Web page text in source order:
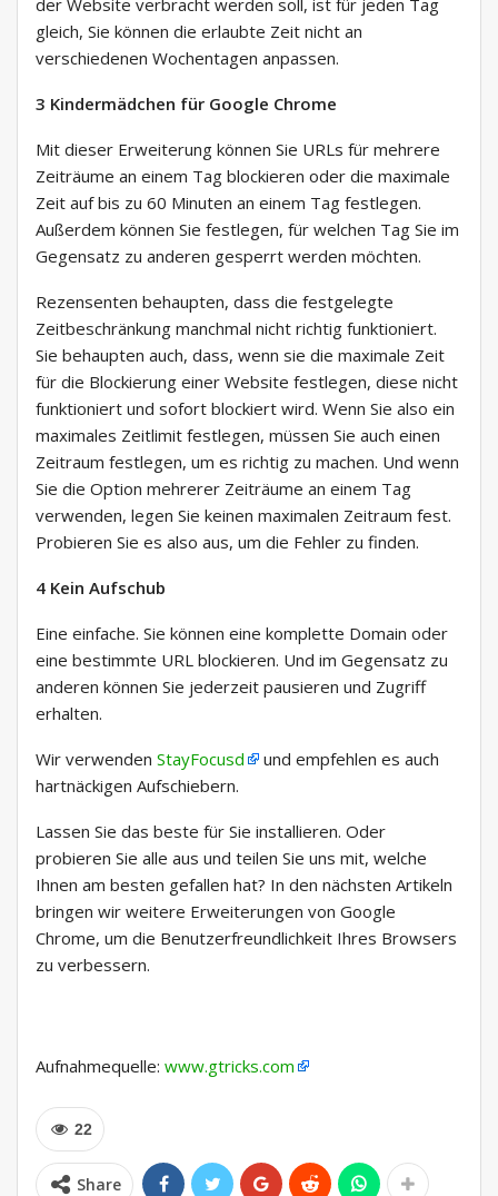
gleich, Sie können die erlaubte Zeit nicht an
verschiedenen Wochentagen anpassen.
3 Kindermädchen für Google Chrome
Mit dieser Erweiterung können Sie URLs für mehrere
Zeiträume an einem Tag blockieren oder die maximale
Zeit auf bis zu 60 Minuten an einem Tag festlegen.
Außerdem können Sie festlegen, für welchen Tag Sie im
Gegensatz zu anderen gesperrt werden möchten.
Rezensenten behaupten, dass die festgelegte
Zeitbeschränkung manchmal nicht richtig funktioniert.
Sie behaupten auch, dass, wenn sie die maximale Zeit
für die Blockierung einer Website festlegen, diese nicht
funktioniert und sofort blockiert wird. Wenn Sie also ein
maximales Zeitlimit festlegen, müssen Sie auch einen
Zeitraum festlegen, um es richtig zu machen. Und wenn
Sie die Option mehrerer Zeiträume an einem Tag
verwenden, legen Sie keinen maximalen Zeitraum fest.
Probieren Sie es also aus, um die Fehler zu finden.
4 Kein Aufschub
Eine einfache. Sie können eine komplette Domain oder
eine bestimmte URL blockieren. Und im Gegensatz zu
anderen können Sie jederzeit pausieren und Zugriff
erhalten.
Wir verwenden StayFocusd
und empfehlen es auch
hartnäckigen Aufschiebern.
Lassen Sie das beste für Sie installieren. Oder
probieren Sie alle aus und teilen Sie uns mit, welche
Ihnen am besten gefallen hat? In den nächsten Artikeln
bringen wir weitere Erweiterungen von Google
Chrome, um die Benutzerfreundlichkeit Ihres Browsers
zu verbessern.
Aufnahmequelle: www.gtricks.com
22
Share